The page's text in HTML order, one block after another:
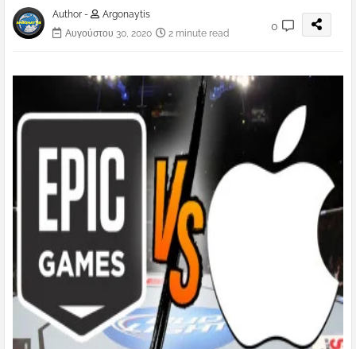
Author -
Argonaytis
Αυγούστου 30, 2020
2 minute read
0